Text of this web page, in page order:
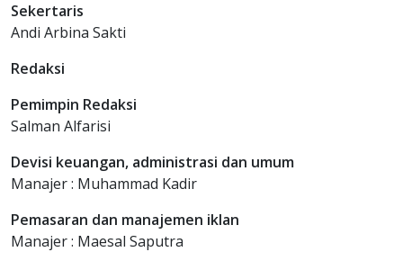
Sekertaris
Andi Arbina Sakti
Redaksi
Pemimpin Redaksi
Salman Alfarisi
Devisi keuangan, administrasi dan umum
Manajer : Muhammad Kadir
Pemasaran dan manajemen iklan
Manajer : Maesal Saputra